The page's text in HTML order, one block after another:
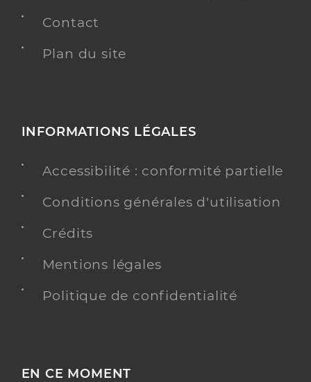
Contact
Plan du site
INFORMATIONS LÉGALES
Accessibilité : conformité partielle
Conditions générales d'utilisation
Crédits
Mentions légales
Politique de confidentialité
EN CE MOMENT